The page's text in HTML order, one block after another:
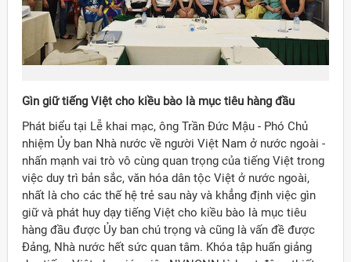
Gìn giữ tiếng Việt cho kiều bào là mục tiêu hàng đầu
Phát biểu tại Lễ khai mạc, ông Trần Đức Mậu - Phó Chủ
nhiệm Ủy ban Nhà nước về người Việt Nam ở nước ngoài -
nhấn mạnh vai trò vô cùng quan trọng của tiếng Việt trong
việc duy trì bản sắc, văn hóa dân tộc Việt ở nước ngoài,
nhất là cho các thế hệ trẻ sau này và khẳng định việc gìn
giữ và phát huy dạy tiếng Việt cho kiều bào là mục tiêu
hàng đầu được Ủy ban chú trọng và cũng là vấn đề được
Đảng, Nhà nước hết sức quan tâm. Khóa tập huấn giảng